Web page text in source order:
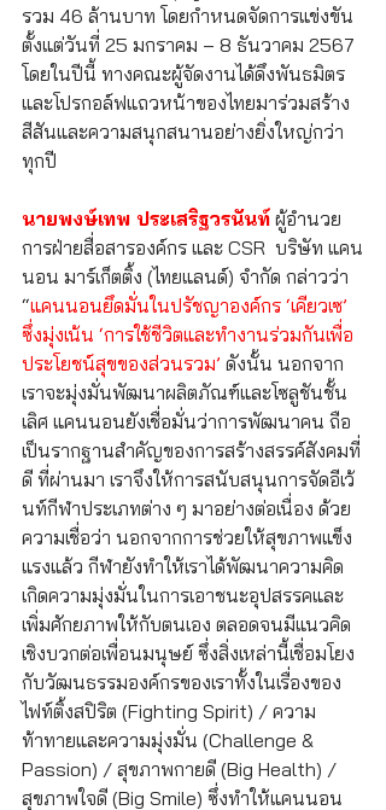
รวม 46 ล้านบาท โดยกำหนดจัดการแข่งขัน
ตั้งแต่วันที่ 25 มกราคม – 8 ธันวาคม 2567
โดยในปีนี้ ทางคณะผู้จัดงานได้ดึงพันธมิตร
และโปรกอล์ฟแถวหน้าของไทยมาร่วมสร้าง
สีสันและความสนุกสนานอย่างยิ่งใหญ่กว่า
ทุกปี
นายพงษ์เทพ ประเสริฐวรนันท์ ผู้อำนวย
การฝ่ายสื่อสารองค์กร และ CSR  บริษัท แคน
นอน มาร์เก็ตติ้ง (ไทยแลนด์) จำกัด กล่าวว่า
“แคนนอนยึดมั่นในปรัชญาองค์กร ‘เคียวเซ’
ซึ่งมุ่งเน้น ‘การใช้ชีวิตและทำงานร่วมกันเพื่อ
ประโยชน์สุขของส่วนรวม’ ดังนั้น นอกจาก
เราจะมุ่งมั่นพัฒนาผลิตภัณฑ์และโซลูชันชั้น
เลิศ แคนนอนยังเชื่อมั่นว่าการพัฒนาคน ถือ
เป็นรากฐานสำคัญของการสร้างสรรค์สังคมที่
ดี ที่ผ่านมา เราจึงให้การสนับสนุนการจัดอีเว้
นท์กีฬาประเภทต่าง ๆ มาอย่างต่อเนื่อง ด้วย
ความเชื่อว่า นอกจากการช่วยให้สุขภาพแข็ง
แรงแล้ว กีฬายังทำให้เราได้พัฒนาความคิด
เกิดความมุ่งมั่นในการเอาชนะอุปสรรคและ
เพิ่มศักยภาพให้กับตนเอง ตลอดจนมีแนวคิด
เชิงบวกต่อเพื่อนมนุษย์ ซึ่งสิ่งเหล่านี้เชื่อมโยง
กับวัฒนธรรมองค์กรของเราทั้งในเรื่องของ
ไฟท์ติ้งสปิริต (Fighting Spirit) / ความ
ท้าทายและความมุ่งมั่น (Challenge &
Passion) / สุขภาพกายดี (Big Health) /
สุขภาพใจดี (Big Smile) ซึ่งทำให้แคนนอน